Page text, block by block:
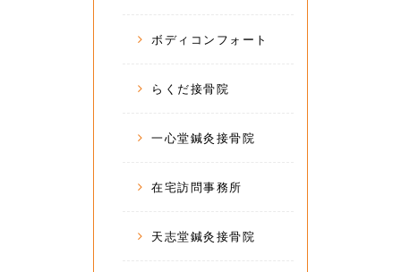
ボディコンフォート
らくだ接骨院
一心堂鍼灸接骨院
在宅訪問事務所
天志堂鍼灸接骨院